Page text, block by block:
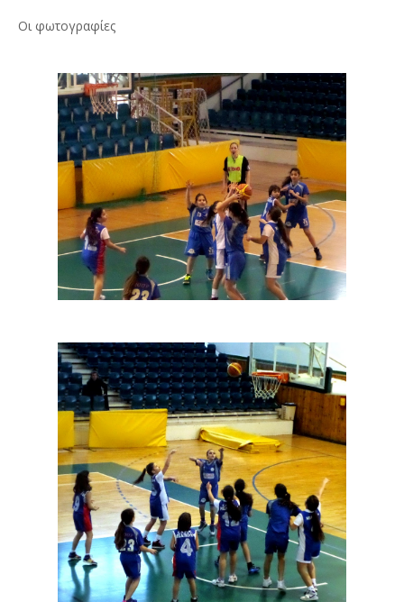
Οι φωτογραφίες